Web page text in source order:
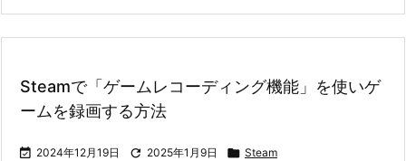
Steamで「ゲームレコーディング機能」を使いゲ
ームを録画する方法
 2024年12月19日  2025年1月9日  Steam